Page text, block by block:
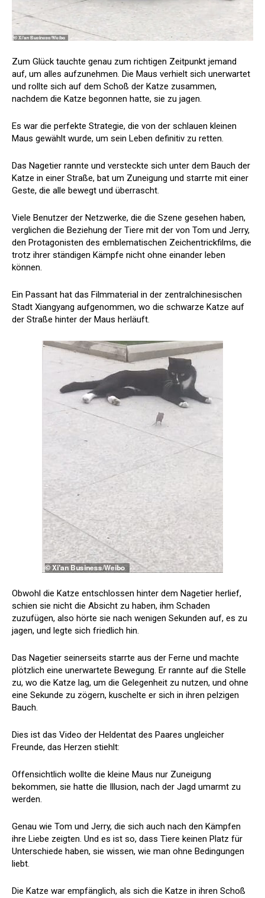
Zum Glück tauchte genau zum richtigen Zeitpunkt jemand
auf, um alles aufzunehmen. Die Maus verhielt sich unerwartet
und rollte sich auf dem Schoß der Katze zusammen,
nachdem die Katze begonnen hatte, sie zu jagen.
Es war die perfekte Strategie, die von der schlauen kleinen
Maus gewählt wurde, um sein Leben definitiv zu retten.
Das Nagetier rannte und versteckte sich unter dem Bauch der
Katze in einer Straße, bat um Zuneigung und starrte mit einer
Geste, die alle bewegt und überrascht.
Viele Benutzer der Netzwerke, die die Szene gesehen haben,
verglichen die Beziehung der Tiere mit der von Tom und Jerry,
den Protagonisten des emblematischen Zeichentrickfilms, die
trotz ihrer ständigen Kämpfe nicht ohne einander leben
können.
Ein Passant hat das Filmmaterial in der zentralchinesischen
Stadt Xiangyang aufgenommen, wo die schwarze Katze auf
der Straße hinter der Maus herläuft.
Obwohl die Katze entschlossen hinter dem Nagetier herlief,
schien sie nicht die Absicht zu haben, ihm Schaden
zuzufügen, also hörte sie nach wenigen Sekunden auf, es zu
jagen, und legte sich friedlich hin.
Das Nagetier seinerseits starrte aus der Ferne und machte
plötzlich eine unerwartete Bewegung. Er rannte auf die Stelle
zu, wo die Katze lag, um die Gelegenheit zu nutzen, und ohne
eine Sekunde zu zögern, kuschelte er sich in ihren pelzigen
Bauch.
Dies ist das Video der Heldentat des Paares ungleicher
Freunde, das Herzen stiehlt:
Offensichtlich wollte die kleine Maus nur Zuneigung
bekommen, sie hatte die Illusion, nach der Jagd umarmt zu
werden.
Genau wie Tom und Jerry, die sich auch nach den Kämpfen
ihre Liebe zeigten. Und es ist so, dass Tiere keinen Platz für
Unterschiede haben, sie wissen, wie man ohne Bedingungen
liebt.
Die Katze war empfänglich, als sich die Katze in ihren Schoß